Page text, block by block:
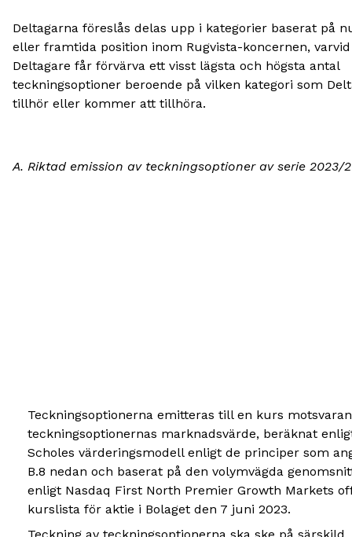
Deltagarna föreslås delas upp i kategorier baserat på
eller framtida position inom Rugvista-koncernen,
Deltagare får förvärva ett visst lägsta och högsta antal
teckningsoptioner beroende på vilken kategori som
tillhör eller kommer att tillhöra.
A. Riktad emission av teckningsoptioner av serie 2023/
Teckningsoptionerna emitteras till en kurs
teckningsoptionernas marknadsvärde, beräknat
Scholes värderingsmodell enligt de principer som
B.8 nedan och baserat på den volymvägda
enligt Nasdaq First North Premier Growth Markets
kurslista för aktie i Bolaget den 7 juni 2023.